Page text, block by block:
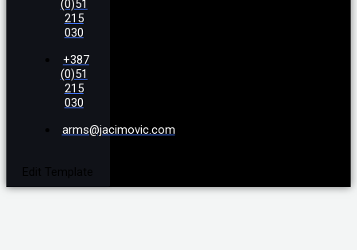
(0)51
215
030
+387
(0)51
215
030
arms@jacimovic.com
Edit Template